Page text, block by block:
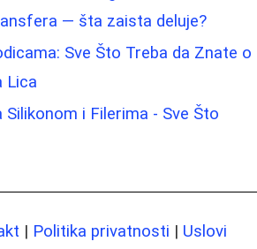
— šta zaista deluje?
Sve Što Treba da Znate o
Lica
Silikonom i Filerima - Sve Što
| Politika privatnosti | Uslovi